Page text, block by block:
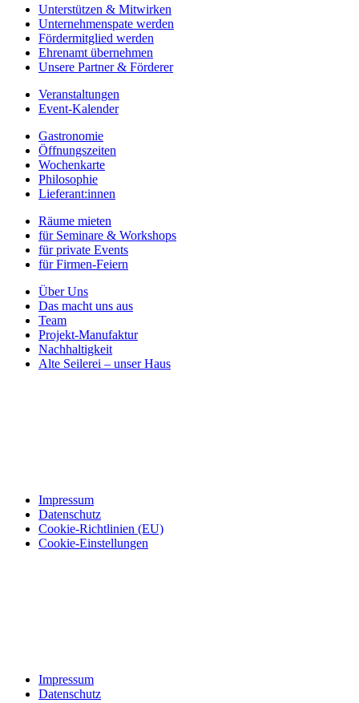
Unterstützen & Mitwirken
Unternehmenspate werden
Fördermitglied werden
Ehrenamt übernehmen
Unsere Partner & Förderer
Veranstaltungen
Event-Kalender
Gastronomie
Öffnungszeiten
Wochenkarte
Philosophie
Lieferant:innen
Räume mieten
für Seminare & Workshops
für private Events
für Firmen-Feiern
Über Uns
Das macht uns aus
Team
Projekt-Manufaktur
Nachhaltigkeit
Alte Seilerei – unser Haus
Impressum
Datenschutz
Cookie-Richtlinien (EU)
Cookie-Einstellungen
Impressum
Datenschutz